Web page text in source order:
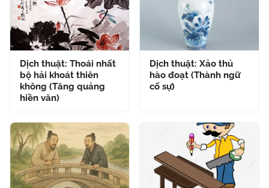
Dịch thuật: Thoái nhất
bộ hải khoát thiên
không (Tăng quảng
hiền văn)
Dịch thuật: Xảo thủ
hào đoạt (Thành ngữ
cố sự)